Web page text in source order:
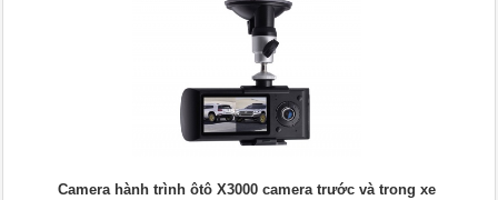
Camera hành trình ôtô X3000 camera trước và trong xe